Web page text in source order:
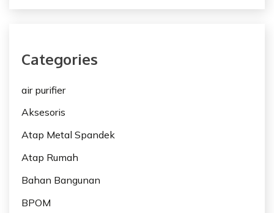
Categories
air purifier
Aksesoris
Atap Metal Spandek
Atap Rumah
Bahan Bangunan
BPOM